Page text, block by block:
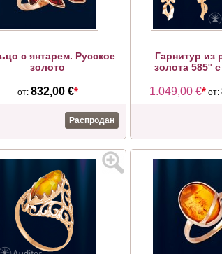
с янтарем. Русское
золото
от: 832,00 €*
Распродан
Гарнитур из
золота 585°
1.049,00 €*от: